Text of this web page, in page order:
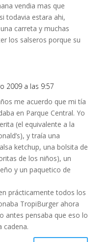
vendia mas que
todavia estara ahi,
carreta y muchas
los salseros porque su
2009 a las 9:57
me acuerdo que mi tía
en Parque Central. Yo
(el equivalente a la
y traía una
ketchup, una bolsita de
de los niños), un
y un paquetico de
prácticamente todos los
TropiBurger ahora
antes pensaba que eso lo
cadena.